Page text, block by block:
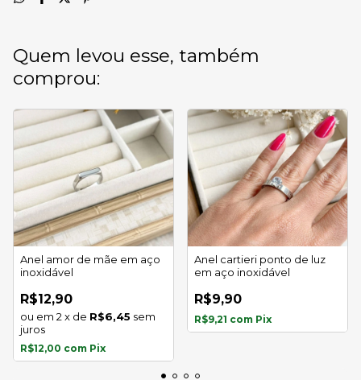
Quem levou esse, também
comprou:
Anel amor de mãe em aço
inoxidável
R$12,90
2 x de R$6,45 sem
juros
R$12,00 com Pix
Anel cartieri ponto de luz
em aço inoxidável
R$9,90
R$9,21 com Pix